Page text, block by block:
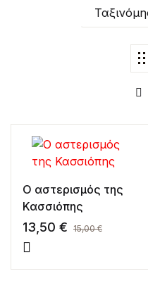
Ο αστερισμός της
Κασσιόπης
13,50 € 15,00€